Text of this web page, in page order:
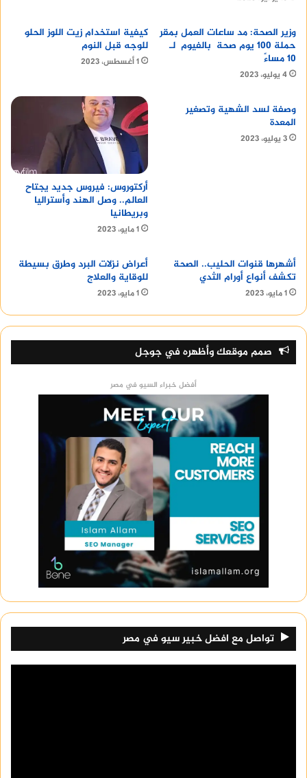
إفراز الزيوت في المناطق الدهنية، ومن خلال اختيار
افضل مرطب للبشرة المختلطة أو كريم مرطب للبشرة
المختلطة المناسب لبشرتك، يمكنك الحفاظ على بشرة
صحية، ناعمة، ومتوازنة لا تنسي أن تتبعي خطوات
الاستخدام الصحيحة للحصول على أفضل النتائج.
اقرأ أيضا:غسول مهبلي للالتهابات
طباعة فينيل شفاف
وزير الصحة: مد ساعات العمل بمقر
حملة 100 يوم صحة بالفيوم لـ
10 مساءً
4 يوليو، 2023
كيفية استخدام زيت اللوز الحلو
للوجه قبل النوم
1 أغسطس، 2023
وصفة لسد الشهية وتصغير
المعدة
3 يوليو، 2023
أركتوروس: فيروس جديد يجتاح
العالم.. وصل الهند وأستراليا
وبريطانيا
1 مايو، 2023
أشهرها قنوات الحليب.. الصحة
تكشف أنواع أورام الثدي
1 مايو، 2023
أعراض نزلات البرد وطرق بسيطة
للوقاية والعلاج
1 مايو، 2023
صمم موقعك وأظهره في جوجل
أفضل خبراء السيو في مصر
تواصل مع افضل خبير سيو في مصر